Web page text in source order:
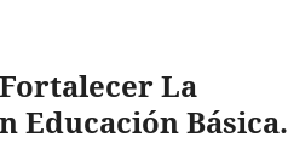
La
Educación Básica.